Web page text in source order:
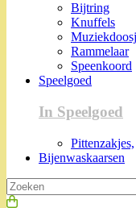
Bijtring
Knuffels
Rammelaar
Speenkoord
Speelgoed
In Speelgoed
Pittenzakjes,
Bijenwaskaarsen